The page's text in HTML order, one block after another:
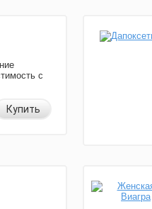
с
Купить